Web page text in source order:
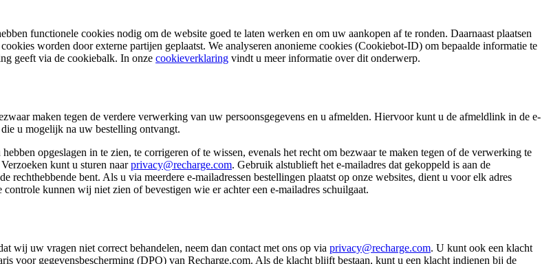
functionele cookies nodig om de website goed te laten werken en om uw aankopen af te ronden. Daarnaast plaatsen
worden door externe partijen geplaatst. We analyseren anonieme cookies (Cookiebot-ID) om bepaalde informatie te
geeft via de cookiebalk. In onze cookieverklaring vindt u meer informatie over dit onderwerp.
maken tegen de verdere verwerking van uw persoonsgegevens en u afmelden. Hiervoor kunt u de afmeldlink in de e-
u mogelijk na uw bestelling ontvangt.
opgeslagen in te zien, te corrigeren of te wissen, evenals het recht om bezwaar te maken tegen of de verwerking te
kunt u sturen naarprivacy@recharge.com. Gebruik alstublieft het e-mailadres dat gekoppeld is aan de
bent. Als u via meerdere e-mailadressen bestellingen plaatst op onze websites, dient u voor elk adres
kunnen wij niet zien of bevestigen wie er achter een e-mailadres schuilgaat.
wij uw vragen niet correct behandelen, neem dan contact met ons op via privacy@recharge.com. U kunt ook een klacht
voor gegevensbescherming (DPO) van Recharge.com. Als de klacht blijft bestaan, kunt u een klacht indienen bij de